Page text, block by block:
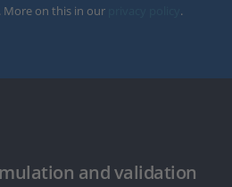
More on this in our
.
and validation